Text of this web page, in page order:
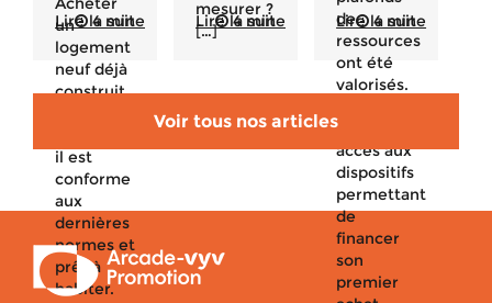
un
logement
neuf déjà
construit
il est
conforme
aux
dernières
normes et
prêt à
habiter.
Lire la suite
4 min
mesurer ?
[…]
Lire la suite
4 min
de
ressources
ont été
valorisés.
avoir
accès aux
dispositifs
permettant
de
financer
son
premier
Lire la suite
4 min
Voir tous nos articles